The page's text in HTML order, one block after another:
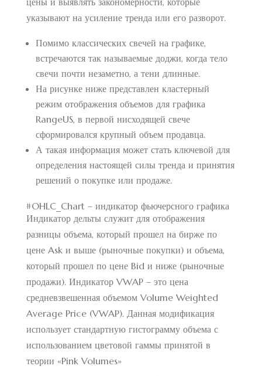
указывают на усиление тренда или его разворот.
Помимо классических свечей на графике,
встречаются так называемые доджи, когда тело
свечи почти незаметно, а тени длинные.
На рисунке ниже представлен кластерный
режим отображения объемов для графика
RangeUS, в первой нисходящей свече
сформировался крупный объем продавца.
А такая информация может стать ключевой для
определения настоящей силы тренда и принятия
решений о покупке или продаже.
#OHLC_Chart – индикатор фьючерсного графика
Индикатор дельты служит для отображения
разницы объема, который прошел на бирже по
цене Ask и выше (рыночные покупки) и объема,
который прошел по цене Bid и ниже (рыночные
продажи). Индикатор VWAP – это цена
средневзвешенная объемом Volume Weighted
Average Price (VWAP). Данная модификация
использует стандартную гистограмму объема с
использованием цветовой гаммы принятой в
теории «Pink Volumes»